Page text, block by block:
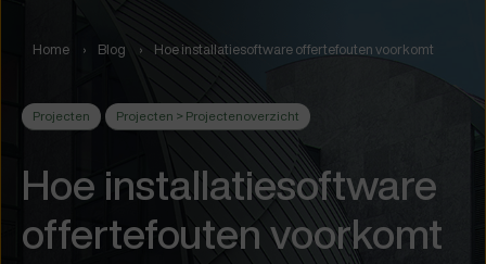
Home Blog Hoe installatiesoftware offertefouten voorkomt
Projecten Projecten > Projectenoverzicht
Hoe installatiesoftware
offertefouten voorkomt